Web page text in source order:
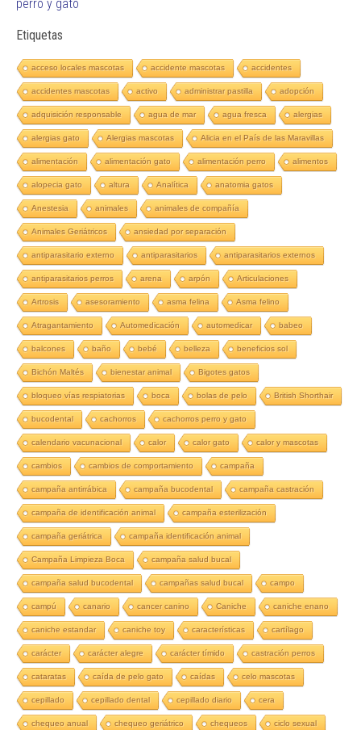
perro y gato
Etiquetas
acceso locales mascotas accidente mascotas accidentes
accidentes mascotas activo administrar pastilla adopción
adquisición responsable agua de mar agua fresca alergias
alergias gato Alergias mascotas Alicia en el País de las Maravillas
alimentación alimentación gato alimentación perro alimentos
alopecia gato altura Analítica anatomia gatos
Anestesia animales animales de compañía
Animales Geriátricos ansiedad por separación
antiparasitario externo antiparasitarios antiparasitarios externos
antiparasitarios perros arena arpón Articulaciones
Artrosis asesoramiento asma felina Asma felino
Atragantamiento Automedicación automedicar babeo
balcones baño bebé belleza beneficios sol
Bichón Maltés bienestar animal Bigotes gatos
bloqueo vías respiatorias boca bolas de pelo British Shorthair
bucodental cachorros cachorros perro y gato
calendario vacunacional calor calor gato calor y mascotas
cambios cambios de comportamiento campaña
campaña antirrábica campaña bucodental campaña castración
campaña de identificación animal campaña esterilización
campaña geriátrica campaña identificación animal
Campaña Limpieza Boca campaña salud bucal
campaña salud bucodental campañas salud bucal campo
campú canario cancer canino Caniche caniche enano
caniche estandar caniche toy características cartílago
carácter carácter alegre carácter tímido castración perros
cataratas caída de pelo gato caídas celo mascotas
cepillado cepillado dental cepillado diario cera
chequeo anual chequeo geriátrico chequeos ciclo sexual